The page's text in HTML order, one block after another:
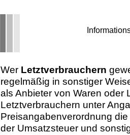
Wer Letztverbrauchern
regelmäßig in sonstiger
als Anbieter von Waren oder
Letztverbrauchern unter
Preisangabenverordnung
der Umsatzsteuer und